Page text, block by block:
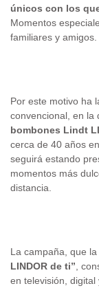
únicos con los
Momentos
familiares y
Por este motivo ha
convencional, en la
bombones Lindt
cerca de 40 años
seguirá estando
momentos más
distancia.
La campaña, que
LINDOR de ti” ,
en televisión, digital